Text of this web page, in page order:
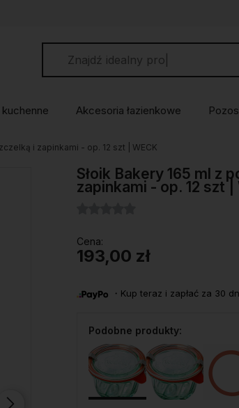
Wybierz
oferty lub
Akcesoria łazienkowe
i zapinkami - op. 12 szt | WECK
Słoik Bakery 165 ml z
zapinkami - op. 12 szt |
Cena:
193,00 zł
・Kup teraz i zapłać za 30
Podobne produkty: